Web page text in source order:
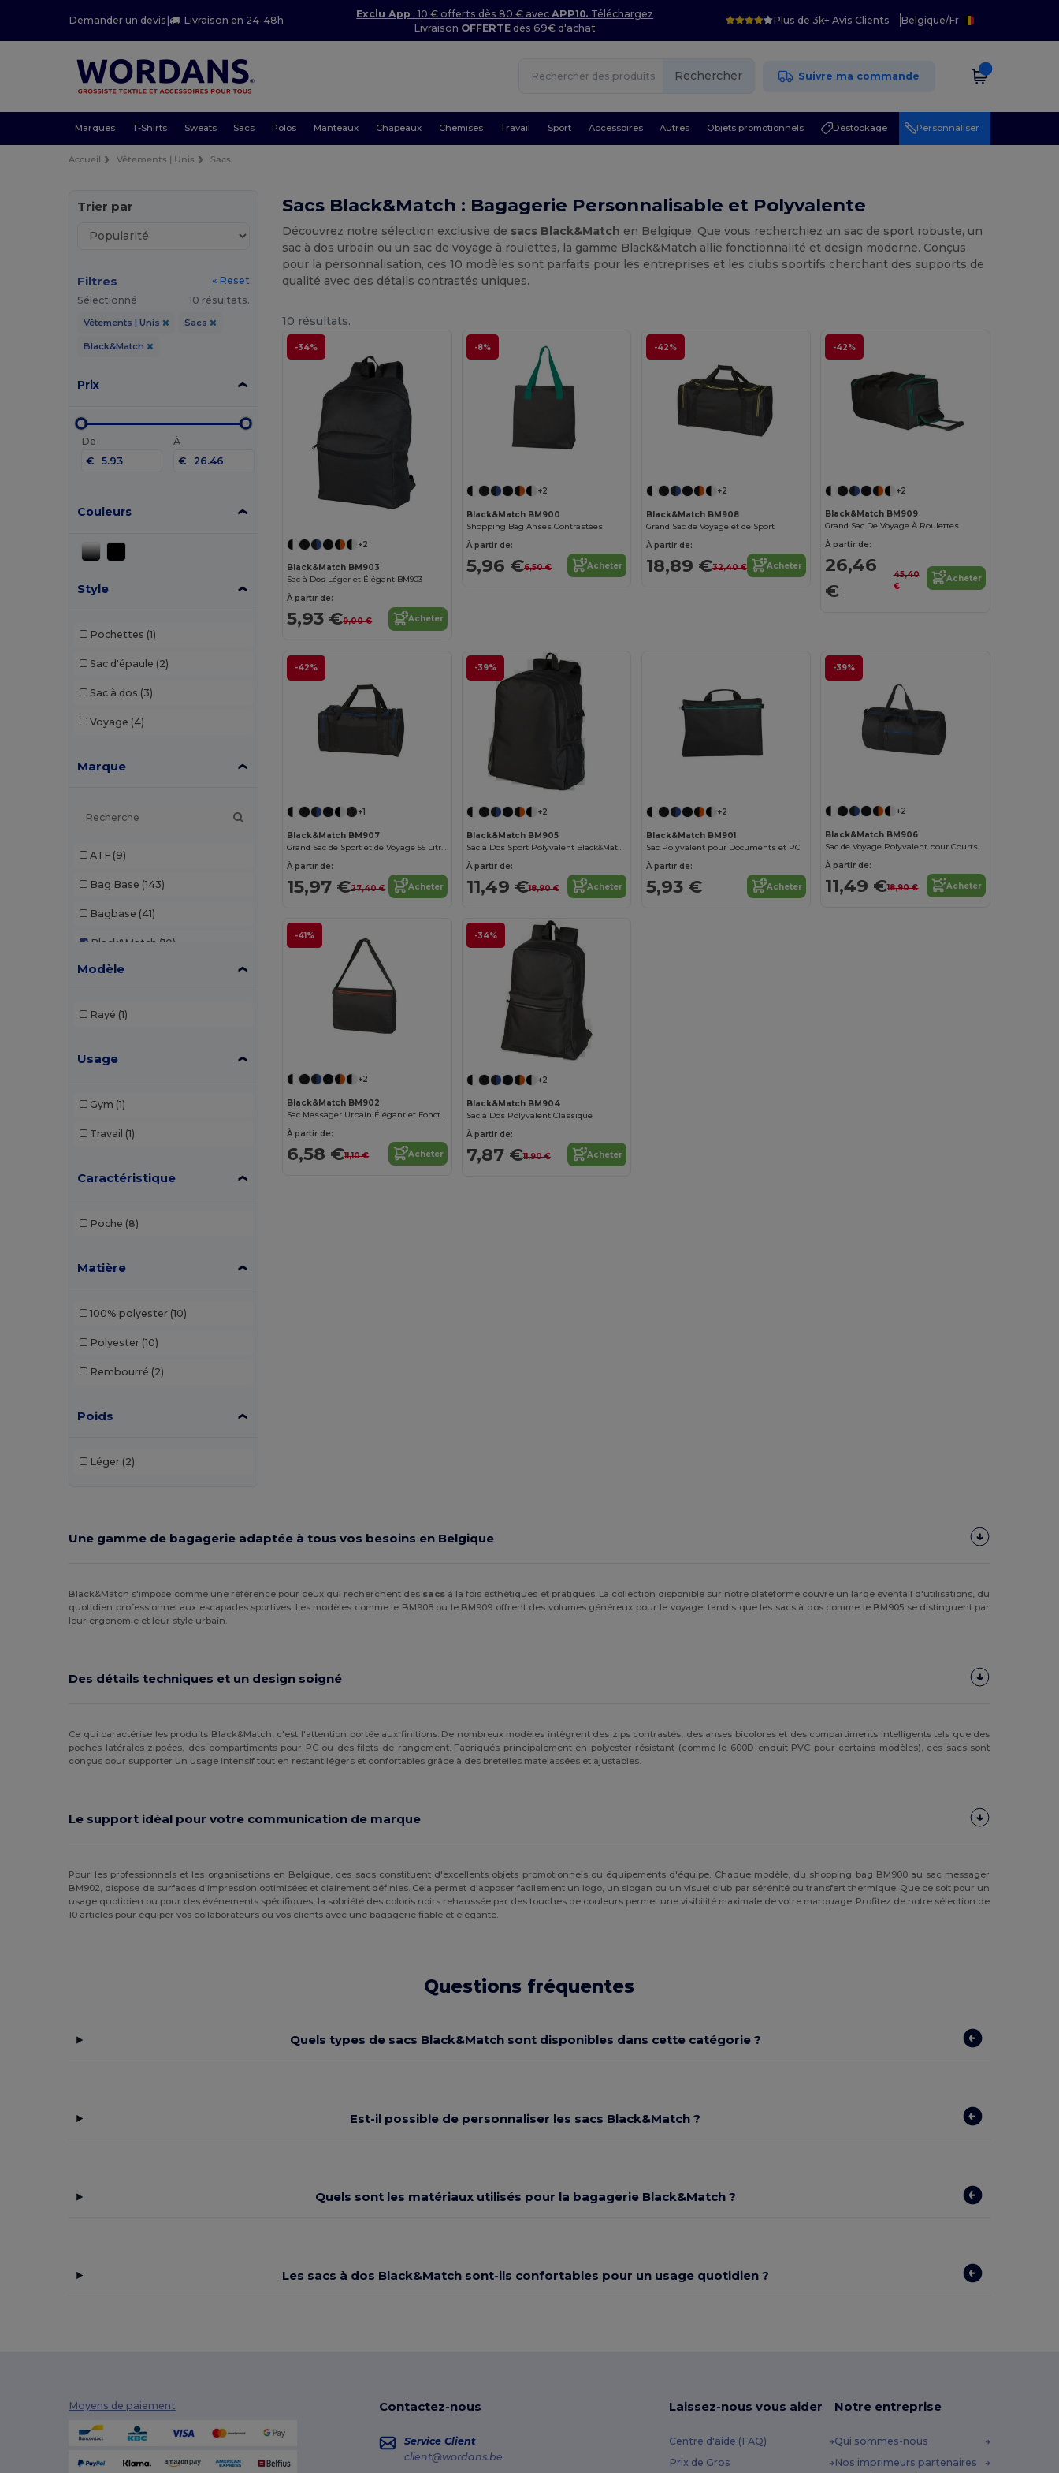
Demander un devis | Livraison en 24-48h
Exclu App : 10 € offerts dès 80 € avecAPP10. Téléchargez
Livraison OFFERTE dès 69€ d'achat
Plus de 3k+ Avis Clients Belgique/Fr
Rechercher Suivre ma commande
Marques T-Shirts Sweats Sacs Polos Manteaux Chapeaux Chemises Travail Sport Accessoires Autres Objets promotionnels Déstockage Personnaliser !
Accueil Vêtements | Unis Sacs
Trier par
Filtres
« Reset
Sélectionné
10 résultats.
Vêtements | Unis Sacs
Black&Match
Prix
De
€
À
€
Couleurs
Style
Pochettes (1)
Sac d'épaule (2)
Sac à dos (3)
Voyage (4)
Marque
ATF (9)
Bag Base (143)
Bagbase (41)
Black&Match (10)
Branve
Craghoppers
Herschel (2)
Label Serie
Mantis (2)
Neutral (12)
Pen Duick
Quadra (102)
Stormtech (9)
Timberland
Westford mill (147)
WK. Designed To Work (4)
Modèle
Rayé (1)
Usage
Gym (1)
Travail (1)
Caractéristique
Poche (8)
Matière
100% polyester (10)
Polyester (10)
Rembourré (2)
Poids
Léger (2)
Sacs Black&Match : Bagagerie Personnalisable et Polyvalente
Découvrez notre sélection exclusive de sacs Black&Match en Belgique. Que vous recherchiez un sac de sport robuste, un
sac à dos urbain ou un sac de voyage à roulettes, la gamme Black&Match allie fonctionnalité et design moderne. Conçus
pour la personnalisation, ces 10 modèles sont parfaits pour les entreprises et les clubs sportifs cherchant des supports de
qualité avec des détails contrastés uniques.
10 résultats.
-34%
+2
Black&Match BM903
Sac à Dos Léger et Élégant BM903
À partir de:
5,93 €9,00 € Acheter
-8%
+2
Black&Match BM900
Shopping Bag Anses Contrastées
À partir de:
5,96 €6,50 € Acheter
-42%
+2
Black&Match BM908
Grand Sac de Voyage et de Sport
À partir de:
18,89 €32,40 € Acheter
-42%
+2
Black&Match BM909
Grand Sac De Voyage À Roulettes
À partir de:
26,46
€
45,40
€
Acheter
-42%
+1
Black&Match BM907
À partir de:
15,97 €27,40 € Acheter
-39%
+2
Black&Match BM905
À partir de:
11,49 €18,90 € Acheter
+2
Black&Match BM901
Sac Polyvalent pour Documents et PC
À partir de:
5,93 € Acheter
-39%
+2
Black&Match BM906
Sac de Voyage Polyvalent pour Courts Séjours
À partir de:
11,49 €18,90 € Acheter
-41%
+2
Black&Match BM902
Sac Messager Urbain Élégant et Fonctionnel
À partir de:
6,58 €11,10 € Acheter
-34%
+2
Black&Match BM904
Sac à Dos Polyvalent Classique
À partir de:
7,87 €11,90 € Acheter
Une gamme de bagagerie adaptée à tous vos besoins en Belgique
Black&Match s'impose comme une référence pour ceux qui recherchent des sacs à la fois esthétiques et pratiques. La collection disponible sur notre plateforme couvre un large éventail d'utilisations, du
quotidien professionnel aux escapades sportives. Les modèles comme le BM908 ou le BM909 offrent des volumes généreux pour le voyage, tandis que les sacs à dos comme le BM905 se distinguent par
leur ergonomie et leur style urbain.
Des détails techniques et un design soigné
Ce qui caractérise les produits Black&Match, c'est l'attention portée aux finitions. De nombreux modèles intègrent des zips contrastés, des anses bicolores et des compartiments intelligents tels que des
poches latérales zippées, des compartiments pour PC ou des filets de rangement. Fabriqués principalement en polyester résistant (comme le 600D enduit PVC pour certains modèles), ces sacs sont
conçus pour supporter un usage intensif tout en restant légers et confortables grâce à des bretelles matelassées et ajustables.
Le support idéal pour votre communication de marque
Pour les professionnels et les organisations en Belgique, ces sacs constituent d'excellents objets promotionnels ou équipements d'équipe. Chaque modèle, du shopping bag BM900 au sac messager
BM902, dispose de surfaces d'impression optimisées et clairement définies. Cela permet d'apposer facilement un logo, un slogan ou un visuel club par sérénité ou transfert thermique. Que ce soit pour un
usage quotidien ou pour des événements spécifiques, la sobriété des coloris noirs rehaussée par des touches de couleurs permet une visibilité maximale de votre marquage. Profitez de notre sélection de
10 articles pour équiper vos collaborateurs ou vos clients avec une bagagerie fiable et élégante.
Questions fréquentes
Quels types de sacs Black&Match sont disponibles dans cette catégorie ?
Est-il possible de personnaliser les sacs Black&Match ?
Quels sont les matériaux utilisés pour la bagagerie Black&Match ?
Les sacs à dos Black&Match sont-ils confortables pour un usage quotidien ?
Moyens de paiement Contactez-nous
Service Client
client@wordans.be
Laissez-nous vous aider
Centre d'aide (FAQ)
Prix de Gros
Notre entreprise
Qui sommes-nous
Nos imprimeurs partenaires